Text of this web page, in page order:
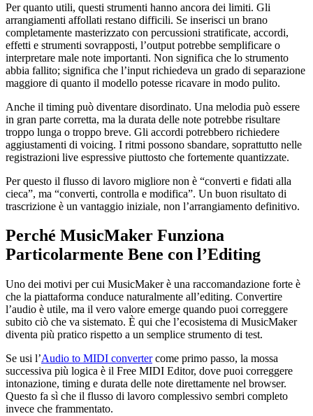
Per quanto utili, questi strumenti hanno ancora dei limiti. Gli
arrangiamenti affollati restano difficili. Se inserisci un brano
completamente masterizzato con percussioni stratificate, accordi,
effetti e strumenti sovrapposti, l’output potrebbe semplificare o
interpretare male note importanti. Non significa che lo strumento
abbia fallito; significa che l’input richiedeva un grado di separazione
maggiore di quanto il modello potesse ricavare in modo pulito.
Anche il timing può diventare disordinato. Una melodia può essere
in gran parte corretta, ma la durata delle note potrebbe risultare
troppo lunga o troppo breve. Gli accordi potrebbero richiedere
aggiustamenti di voicing. I ritmi possono sbandare, soprattutto nelle
registrazioni live espressive piuttosto che fortemente quantizzate.
Per questo il flusso di lavoro migliore non è “converti e fidati alla
cieca”, ma “converti, controlla e modifica”. Un buon risultato di
trascrizione è un vantaggio iniziale, non l’arrangiamento definitivo.
Perché MusicMaker Funziona
Particolarmente Bene con l’Editing
Uno dei motivi per cui MusicMaker è una raccomandazione forte è
che la piattaforma conduce naturalmente all’editing. Convertire
l’audio è utile, ma il vero valore emerge quando puoi correggere
subito ciò che va sistemato. È qui che l’ecosistema di MusicMaker
diventa più pratico rispetto a un semplice strumento di test.
Se usi l’Audio to MIDI convertercome primo passo, la mossa
successiva più logica è il Free MIDI Editor, dove puoi correggere
intonazione, timing e durata delle note direttamente nel browser.
Questo fa sì che il flusso di lavoro complessivo sembri completo
invece che frammentato.